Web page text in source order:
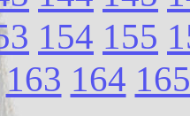
154 155
163 164 165